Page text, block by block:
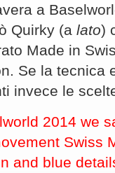
a
Quirky (a lato)
Made in
Se la tecnica
invece le
2014 we
Swiss
and blue